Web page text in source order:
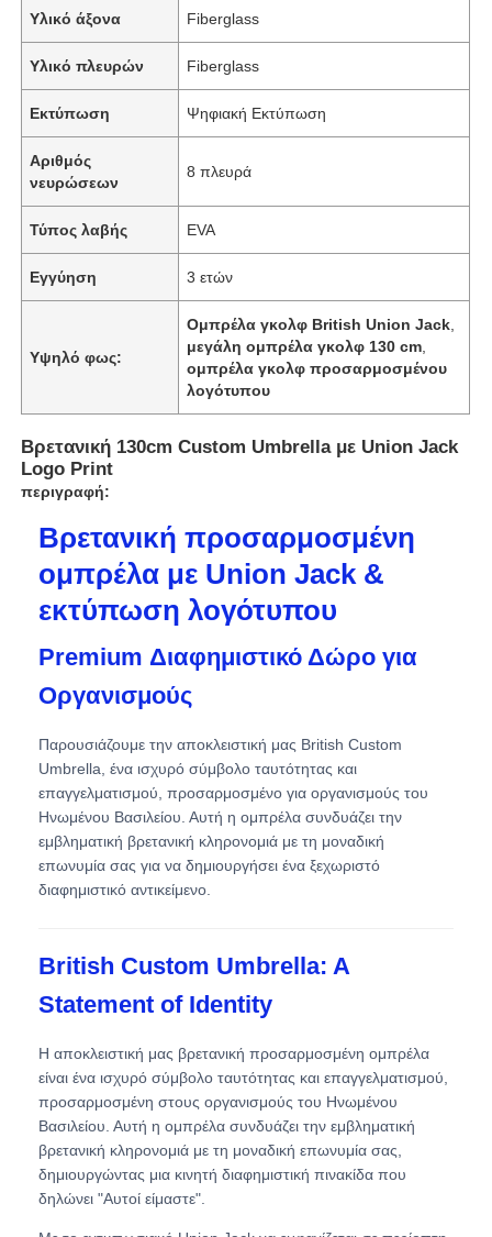
Αρχική Σελίδα
Προϊόντα
Σχετικά με εμάς
Γύρος εργοστασίων
Ποιοτικός έλεγχος
Νέα
Όλες οι περιπτώσεις
Ζητήστε ένα απόσπασμα
Υλικό άξονα Fiberglass
Υλικό πλευρών Fiberglass
Εκτύπωση Ψηφιακή Εκτύπωση
Αριθμός
νευρώσεων
8 πλευρά
Τύπος λαβής EVA
Εγγύηση 3 ετών
Υψηλό φως:
Ομπρέλα γκολφ British Union Jack
μεγάλη ομπρέλα γκολφ 130 cm
ομπρέλα γκολφ προσαρμοσμένου
λογότυπου
Βρετανική 130cm Custom Umbrella με Union Jack
Logo Print
περιγραφή:
Βρετανική προσαρμοσμένη
ομπρέλα με Union Jack &
εκτύπωση λογότυπου
Premium Διαφημιστικό Δώρο για
Οργανισμούς
Παρουσιάζουμε την αποκλειστική μας British Custom
Umbrella, ένα ισχυρό σύμβολο ταυτότητας και
επαγγελματισμού, προσαρμοσμένο για οργανισμούς του
Ηνωμένου Βασιλείου. Αυτή η ομπρέλα συνδυάζει την
εμβληματική βρετανική κληρονομιά με τη μοναδική
επωνυμία σας για να δημιουργήσει ένα ξεχωριστό
διαφημιστικό αντικείμενο.
British Custom Umbrella: A
Statement of Identity
Η αποκλειστική μας βρετανική προσαρμοσμένη ομπρέλα
είναι ένα ισχυρό σύμβολο ταυτότητας και επαγγελματισμού,
προσαρμοσμένη στους οργανισμούς του Ηνωμένου
Βασιλείου. Αυτή η ομπρέλα συνδυάζει την εμβληματική
βρετανική κληρονομιά με τη μοναδική επωνυμία σας,
δημιουργώντας μια κινητή διαφημιστική πινακίδα που
δηλώνει "Αυτοί είμαστε".